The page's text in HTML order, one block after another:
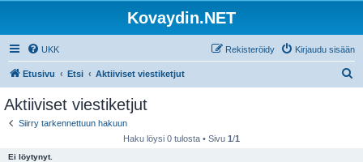
Kovaydin.NET
UKK Kirjaudu sisään
Rekisteröidy
Etusivu Etsi Aktiiviset viestiketjut
Aktiiviset viestiketjut
Siirry tarkennettuun hakuun
Haku löysi 0 tulosta • Sivu 1/1
Ei löytynyt.